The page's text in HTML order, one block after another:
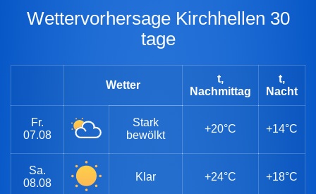
Wettervorhersage Kirchhellen 30
tage
Wetter
t,
Nachmittag
t,
Nacht
Fr.
07.08
Stark
bewölkt
+20°C +14°C
Sa.
08.08
Klar +24°C +18°C